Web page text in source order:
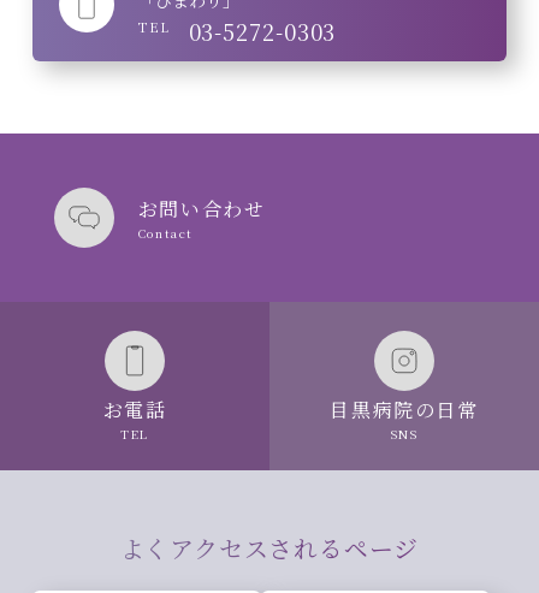
TEL 03-5272-0303
お問い合わせ
Contact
お電話
TEL
目黒病院の日常
SNS
よくアクセスされるページ